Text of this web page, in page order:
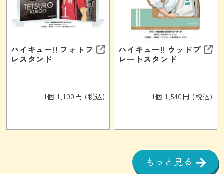
ハイキュー!! フォトフ
レスタンド
1個 1,100円 (税込)
ハイキュー!! ウッドプ
レートスタンド
1個 1,540円 (税込)
もっと見る